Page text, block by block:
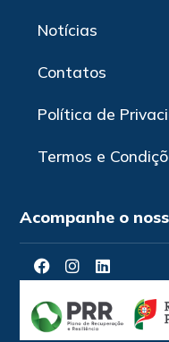
Notícias
Contatos
Política de
Termos e
Acompanhe o